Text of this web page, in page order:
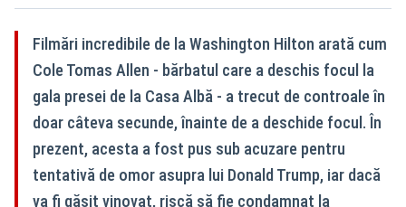
Filmări incredibile de la Washington Hilton arată cum
Cole Tomas Allen - bărbatul care a deschis focul la
gala presei de la Casa Albă - a trecut de controale în
doar câteva secunde, înainte de a deschide focul. În
prezent, acesta a fost pus sub acuzare pentru
tentativă de omor asupra lui Donald Trump, iar dacă
va fi găsit vinovat, riscă să fie condamnat la